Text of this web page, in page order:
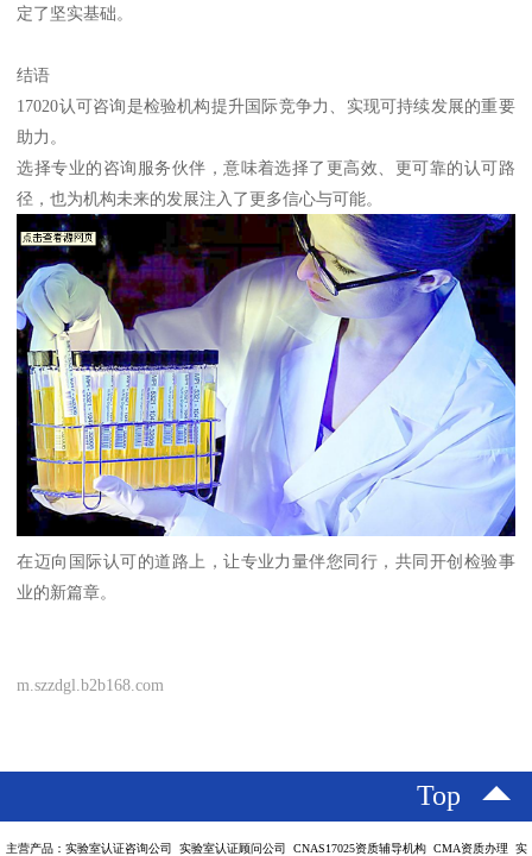
定了坚实基础。
结语
17020认可咨询是检验机构提升国际竞争力、实现可持续发展的重要
助力。
选择专业的咨询服务伙伴，意味着选择了更高效、更可靠的认可路
径，也为机构未来的发展注入了更多信心与可能。
在迈向国际认可的道路上，让专业力量伴您同行，共同开创检验事
业的新篇章。
m.szzdgl.b2b168.com
Top
主营产品：实验室认证咨询公司 实验室认证顾问公司 CNAS17025资质辅导机构 CMA资质办理 实